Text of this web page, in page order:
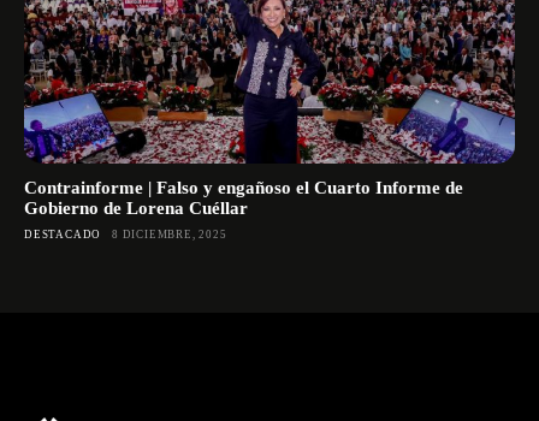
Contrainforme | Falso y engañoso el Cuarto Informe de
Gobierno de Lorena Cuéllar
DESTACADO 8 DICIEMBRE, 2025